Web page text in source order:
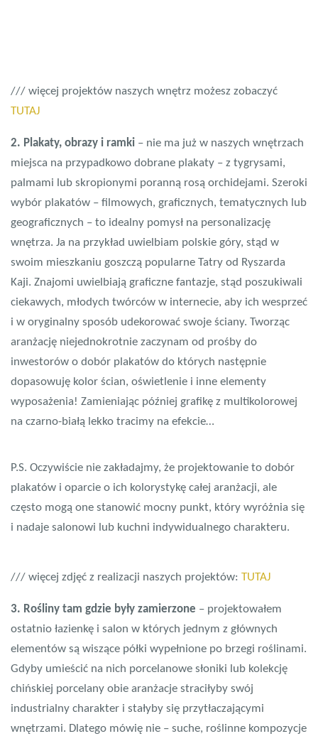
/// więcej projektów naszych wnętrz możesz zobaczyć
TUTAJ
2. Plakaty, obrazy i ramki – nie ma już w naszych wnętrzach
miejsca na przypadkowo dobrane plakaty – z tygrysami,
palmami lub skropionymi poranną rosą orchidejami. Szeroki
wybór plakatów – filmowych, graficznych, tematycznych lub
geograficznych – to idealny pomysł na personalizację
wnętrza. Ja na przykład uwielbiam polskie góry, stąd w
swoim mieszkaniu goszczą popularne Tatry od Ryszarda
Kaji. Znajomi uwielbiają graficzne fantazje, stąd poszukiwali
ciekawych, młodych twórców w internecie, aby ich wesprzeć
i w oryginalny sposób udekorować swoje ściany. Tworząc
aranżację niejednokrotnie zaczynam od prośby do
inwestorów o dobór plakatów do których następnie
dopasowuję kolor ścian, oświetlenie i inne elementy
wyposażenia! Zamieniając później grafikę z multikolorowej
na czarno-białą lekko tracimy na efekcie…
P.S. Oczywiście nie zakładajmy, że projektowanie to dobór
plakatów i oparcie o ich kolorystykę całej aranżacji, ale
często mogą one stanowić mocny punkt, który wyróżnia się
i nadaje salonowi lub kuchni indywidualnego charakteru.
/// więcej zdjęć z realizacji naszych projektów: TUTAJ
3. Rośliny tam gdzie były zamierzone – projektowałem
ostatnio łazienkę i salon w których jednym z głównych
elementów są wiszące półki wypełnione po brzegi roślinami.
Gdyby umieścić na nich porcelanowe słoniki lub kolekcję
chińskiej porcelany obie aranżacje straciłyby swój
industrialny charakter i stałyby się przytłaczającymi
wnętrzami. Dlatego mówię nie – suche, roślinne kompozycje